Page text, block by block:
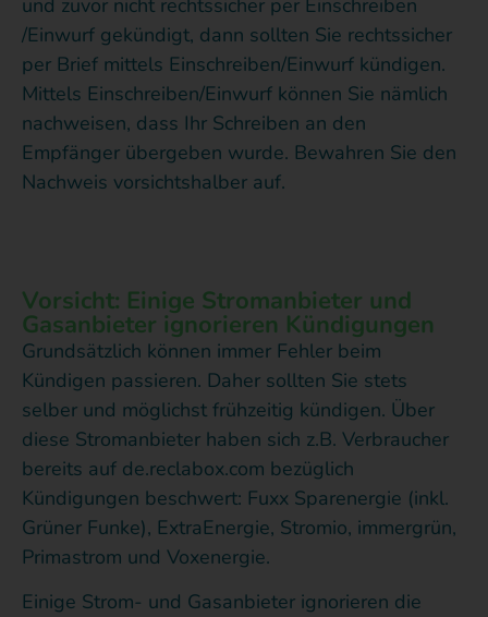
/Einwurf gekündigt, dann sollten Sie rechtssicher
per Brief mittels Einschreiben/Einwurf kündigen.
Mittels Einschreiben/Einwurf können Sie nämlich
nachweisen, dass Ihr Schreiben an den
Empfänger übergeben wurde. Bewahren Sie den
Nachweis vorsichtshalber auf.
Vorsicht: Einige Stromanbieter und
Gasanbieter ignorieren Kündigungen
Grundsätzlich können immer Fehler beim
Kündigen passieren. Daher sollten Sie stets
selber und möglichst frühzeitig kündigen. Über
diese Stromanbieter haben sich z.B. Verbraucher
bereits auf de.reclabox.com bezüglich
Kündigungen beschwert: Fuxx Sparenergie (inkl.
Grüner Funke), ExtraEnergie, Stromio, immergrün,
Primastrom und Voxenergie.
Einige Strom- und Gasanbieter ignorieren die